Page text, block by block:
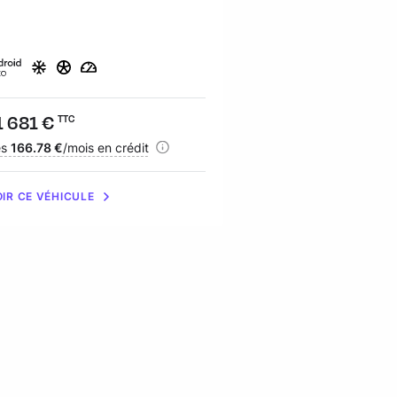
:
681 € TTC
:
166.78 €/mois en crédit
CE VÉHICULE